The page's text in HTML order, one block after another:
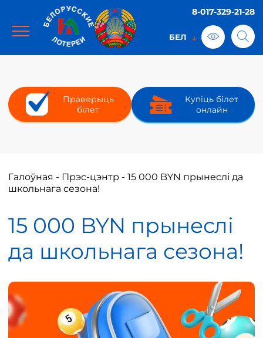
8-017-329-21-28
Праверыць
білет
Купіць білет
онлайн
Галоўная - Прэс-цэнтр - 15 000 BYN прынеслі да
школьнага сезона!
15 000 BYN прынеслі
да школьнага сезона!